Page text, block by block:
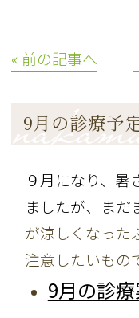
« 前の記事へ
9月の診療予
９月になり、暑
ましたが、まだ
が涼しくなった
注意したいもの
9月の診療